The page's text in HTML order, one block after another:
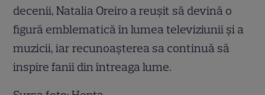
decenii, Natalia Oreiro a reușit să devină o
figură emblematică în lumea televiziunii și a
muzicii, iar recunoașterea sa continuă să
inspire fanii din întreaga lume.